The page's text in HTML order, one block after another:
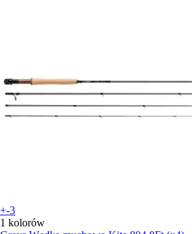
+-3
1 kolorów